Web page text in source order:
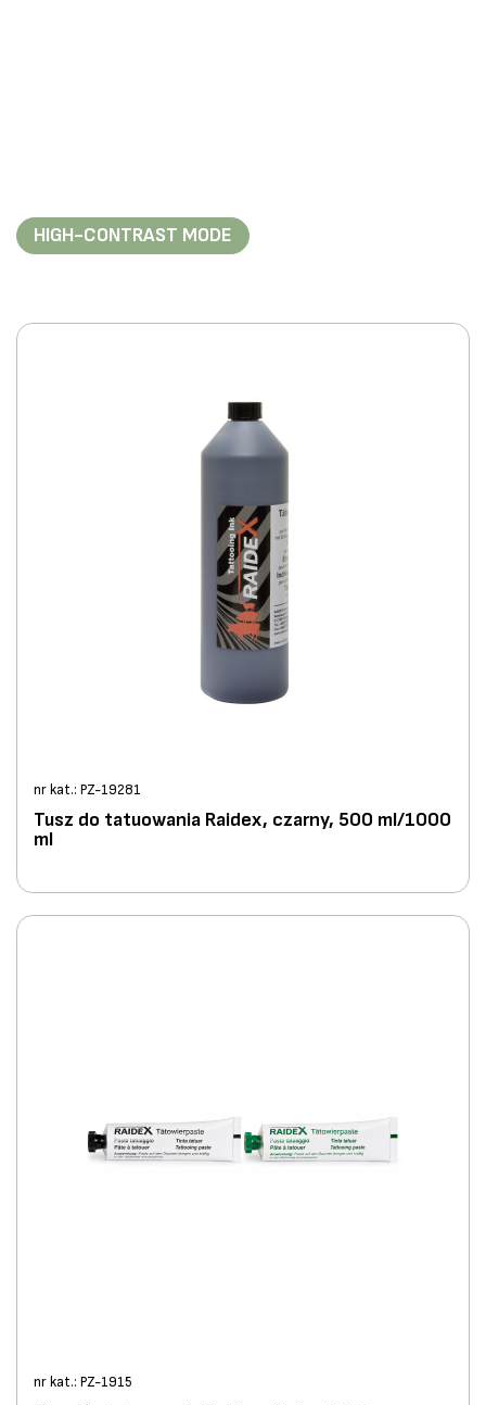
HIGH-CONTRAST MODE
nr kat.: PZ-19281
Tusz do tatuowania Raidex, czarny, 500 ml/1000
ml
nr kat.: PZ-1915